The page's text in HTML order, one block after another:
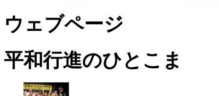
ウェブページ
平和行進のひとこま